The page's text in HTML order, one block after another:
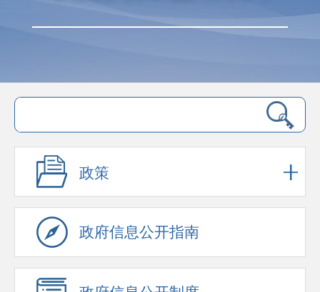
政策
政府信息公开指南